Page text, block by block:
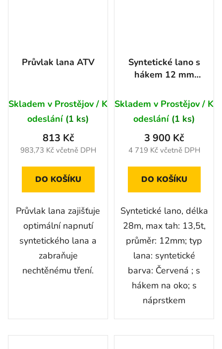
Průvlak lana ATV
Skladem v Prostějov / K
odeslání (1 ks)
983,73 Kč včetně DPH
813 Kč
DO KOŠÍKU
Průvlak lana zajišťuje
optimální napnutí
syntetického lana a
zabraňuje
nechtěnému tření.
Syntetické lano s
hákem 12 mm
Skladem v Prostějov / K
odeslání (1 ks)
4 719 Kč včetně DPH
3 900 Kč
DO KOŠÍKU
Syntetické lano, délka
28m, max tah: 13,5t,
průměr: 12mm; typ
lana: syntetické
barva: Červená ; s
hákem na oko; s
náprstkem